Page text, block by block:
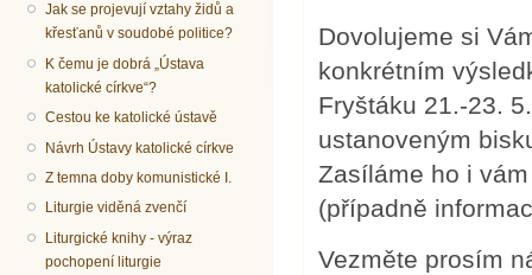
Jak se projevují vztahy židů a
křesťanů v soudobé politice?
K čemu je dobrá „Ústava
katolické církve“?
Cestou ke katolické ústavě
Návrh Ústavy katolické církve
Z temna doby komunistické I.
Liturgie viděná zvenčí
Liturgické knihy - výraz
pochopení liturgie
Dovolujeme si
konkrétním
Fryštáku 21.-23.
ustanoveným
Zasíláme ho i
(případně
Vezměte prosím